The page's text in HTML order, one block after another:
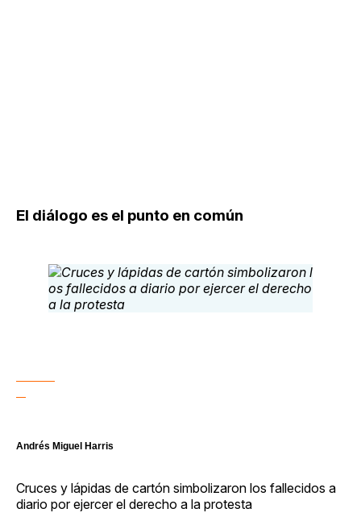
El diálogo es el punto en común
Andrés Miguel Harris
Cruces y lápidas de cartón simbolizaron los fallecidos a
diario por ejercer el derecho a la protesta